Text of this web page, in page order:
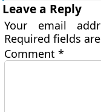
Leave a Reply
Your email
Required fields
Comment*